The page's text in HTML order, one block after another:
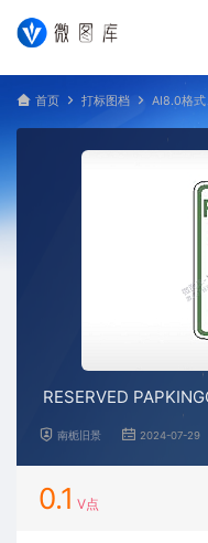
首页 打标图档 AI8.0格式
RESERVED
南栀旧景 2024-07-29
0.1 V点